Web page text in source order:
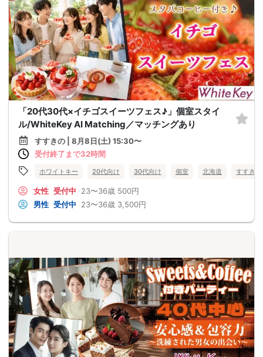
「20代30代×イチゴスイーツフェス♪」個室スタイ
ル/WhiteKey AI Matching／マッチングあり
すすきの | 8月8日(土) 15:30〜
受付終了まで32時間
ホワイトキー 20代向け 30代向け 個室 北海道 すすきの
女性 受付中 23〜36歳 500円
男性 受付中 23〜36歳 3,500円